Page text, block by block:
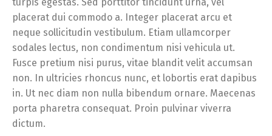
placerat dui commodo a. Integer placerat arcu et
neque sollicitudin vestibulum. Etiam ullamcorper
sodales lectus, non condimentum nisi vehicula ut.
Fusce pretium nisi purus, vitae blandit velit accumsan
non. In ultricies rhoncus nunc, et lobortis erat dapibus
in. Ut nec diam non nulla bibendum ornare. Maecenas
porta pharetra consequat. Proin pulvinar viverra
dictum.